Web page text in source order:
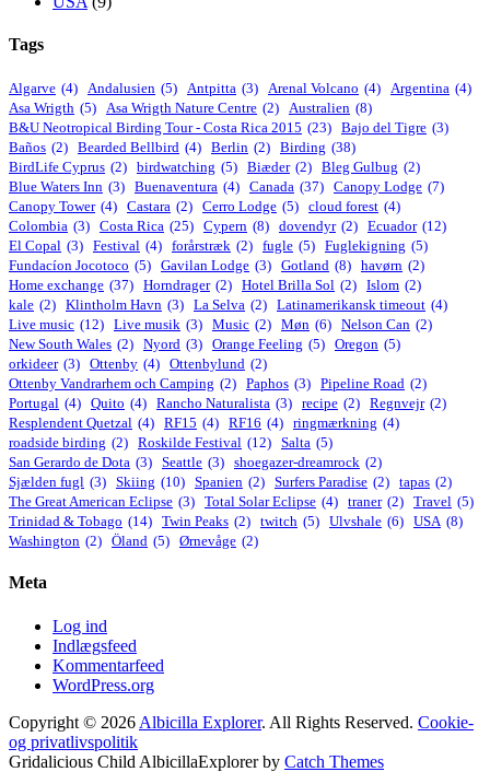
Tags
Algarve (4) Andalusien (5) Antpitta (3) Arenal Volcano (4) Argentina (4)
Asa Wrigth (5) Asa Wrigth Nature Centre (2) Australien (8)
B&U Neotropical Birding Tour - Costa Rica 2015 (23) Bajo del Tigre (3)
Baños (2) Bearded Bellbird (4) Berlin (2) Birding (38)
BirdLife Cyprus (2) birdwatching (5) Biæder (2) Bleg Gulbug (2)
Blue Waters Inn (3) Buenaventura (4) Canada (37) Canopy Lodge (7)
Canopy Tower (4) Castara (2) Cerro Lodge (5) cloud forest (4)
Colombia (3) Costa Rica (25) Cypern (8) dovendyr (2) Ecuador (12)
El Copal (3) Festival (4) forårstræk (2) fugle (5) Fuglekigning (5)
Fundacíon Jocotoco (5) Gavilan Lodge (3) Gotland (8) havørn (2)
Home exchange (37) Horndrager (2) Hotel Brilla Sol (2) Islom (2)
kale (2) Klintholm Havn (3) La Selva (2) Latinamerikansk timeout (4)
Live music (12) Live musik (3) Music (2) Møn (6) Nelson Can (2)
New South Wales (2) Nyord (3) Orange Feeling (5) Oregon (5)
orkideer (3) Ottenby (4) Ottenbylund (2)
Ottenby Vandrarhem och Camping (2) Paphos (3) Pipeline Road (2)
Portugal (4) Quito (4) Rancho Naturalista (3) recipe (2) Regnvejr (2)
Resplendent Quetzal (4) RF15 (4) RF16 (4) ringmærkning (4)
roadside birding (2) Roskilde Festival (12) Salta (5)
San Gerardo de Dota (3) Seattle (3) shoegazer-dreamrock (2)
Sjælden fugl (3) Skiing (10) Spanien (2) Surfers Paradise (2) tapas (2)
The Great American Eclipse (3) Total Solar Eclipse (4) traner (2) Travel (5)
Trinidad & Tobago (14) Twin Peaks (2) twitch (5) Ulvshale (6) USA (8)
Washington (2) Öland (5) Ørnevåge (2)
Meta
Log ind
Indlægsfeed
Kommentarfeed
WordPress.org
Copyright © 2026 Albicilla Explorer. All Rights Reserved. Cookie-
og privatlivspolitik
Gridalicious Child AlbicillaExplorer by Catch Themes